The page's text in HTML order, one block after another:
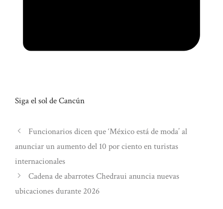
Siga el sol de Cancún
Funcionarios dicen que ‘México está de moda’ al
anunciar un aumento del 10 por ciento en turistas
internacionales
Cadena de abarrotes Chedraui anuncia nuevas
ubicaciones durante 2026